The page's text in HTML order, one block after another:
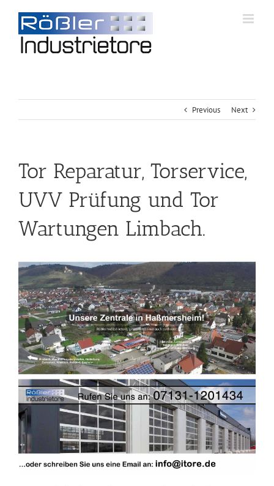
Previous Next
Tor Reparatur, Torservice,
UVV Prüfung und Tor
Wartungen Limbach.